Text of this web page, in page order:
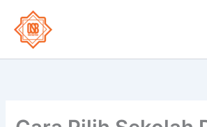
content